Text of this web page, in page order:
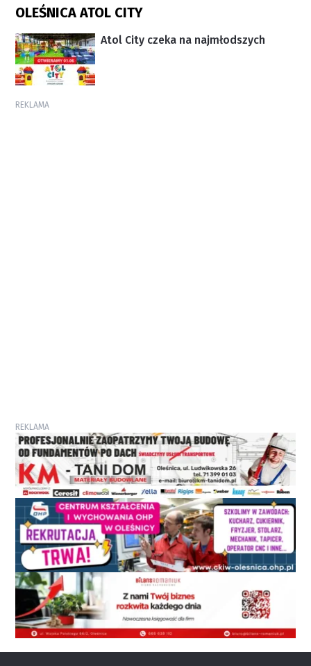
OLEŚNICA ATOL CITY
Atol City czeka na najmłodszych
REKLAMA
REKLAMA